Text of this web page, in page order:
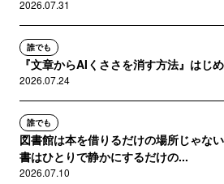
2026.07.31
誰でも
『文章からAIくささを消す方法』はじ
2026.07.24
誰でも
図書館は本を借りるだけの場所じゃな
書はひとりで静かにするだけの...
2026.07.10